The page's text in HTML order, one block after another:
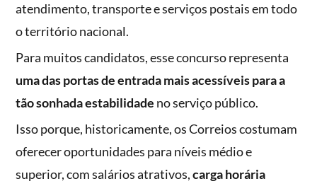
atendimento, transporte e serviços postais em todo
o território nacional.
Para muitos candidatos, esse concurso representa
uma das portas de entrada mais acessíveis para a
tão sonhada estabilidade no serviço público.
Isso porque, historicamente, os Correios costumam
oferecer oportunidades para níveis médio e
superior, com salários atrativos,carga horária